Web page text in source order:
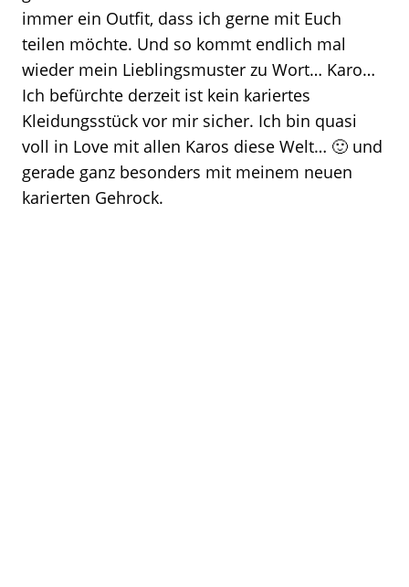
immer ein Outfit, dass ich gerne mit Euch
teilen möchte. Und so kommt endlich mal
wieder mein Lieblingsmuster zu Wort… Karo…
Ich befürchte derzeit ist kein kariertes
Kleidungsstück vor mir sicher. Ich bin quasi
voll in Love mit allen Karos diese Welt… 🙂 und
gerade ganz besonders mit meinem neuen
karierten Gehrock.